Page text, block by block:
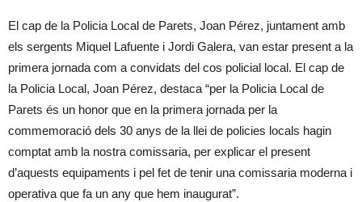
El cap de la Policia Local de Parets, Joan Pérez, juntament amb
els sergents Miquel Lafuente i Jordi Galera, van estar present a la
primera jornada com a convidats del cos policial local. El cap de
la Policia Local, Joan Pérez, destaca “per la Policia Local de
Parets és un honor que en la primera jornada per la
commemoració dels 30 anys de la llei de policies locals hagin
comptat amb la nostra comissaria, per explicar el present
d’aquests equipaments i pel fet de tenir una comissaria moderna i
operativa que fa un any que hem inaugurat”.